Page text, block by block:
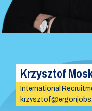
Krzysztof
International